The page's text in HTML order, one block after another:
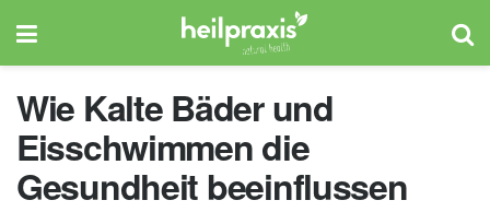
Wie Kalte Bäder und
Eisschwimmen die
Gesundheit beeinflussen